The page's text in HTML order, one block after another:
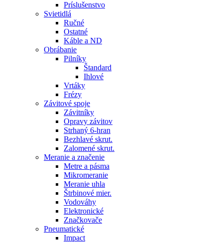
Príslušenstvo
Svietidlá
Ručné
Ostatné
Káble a ND
Obrábanie
Pilníky
Štandard
Ihlové
Vrtáky
Frézy
Závitové spoje
Závitníky
Opravy závitov
Strhaný 6-hran
Bezhlavé skrut.
Zalomené skrut.
Meranie a značenie
Metre a pásma
Mikromeranie
Meranie uhla
Štrbinové mier.
Vodováhy
Elektronické
Značkovače
Pneumatické
Impact